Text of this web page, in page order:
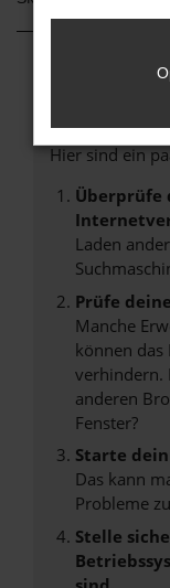
Fehler:
Beim Laden ist
Hier sind ein
Überprüfe
Laden
Prüfe
Manche
können das
verhindern.
anderen
Fenster?
Starte
Das kann
Probleme
Stelle